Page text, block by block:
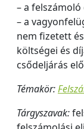
– a felszámoló
– a
nem fizetett
költségei és
csődeljárás
Témakör:
Tárgyszavak: